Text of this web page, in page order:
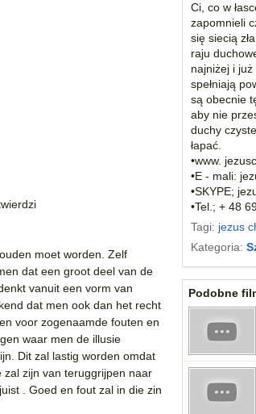
moet worden. Zelf
dat een groot deel van de
vanuit een vorm van
dat men ook dan het recht
voor zogenaamde fouten en
waar men de illusie
Dit zal lastig worden omdat
zijn van teruggrijpen naar
. Goed en fout zal in die zin
Ci, co w
zapomnieli
się siecią
raju
najniżej i
spełniają
są obecnie
aby nie
duchy
łapać.
•www.
•E - mali:
•SKYPE;
•Tel.; + 48
Tagi: jezus
Kategoria:
Podobne